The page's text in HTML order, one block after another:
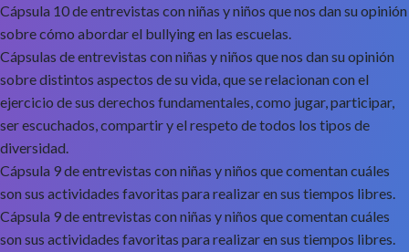
Cápsula 10 de entrevistas con niñas y niños que nos dan su opinión
sobre cómo abordar el bullying en las escuelas.
Cápsulas de entrevistas con niñas y niños que nos dan su opinión
sobre distintos aspectos de su vida, que se relacionan con el
ejercicio de sus derechos fundamentales, como jugar, participar,
ser escuchados, compartir y el respeto de todos los tipos de
diversidad.
Cápsula 9 de entrevistas con niñas y niños que comentan cuáles
son sus actividades favoritas para realizar en sus tiempos libres.
Cápsula 9 de entrevistas con niñas y niños que comentan cuáles
son sus actividades favoritas para realizar en sus tiempos libres.